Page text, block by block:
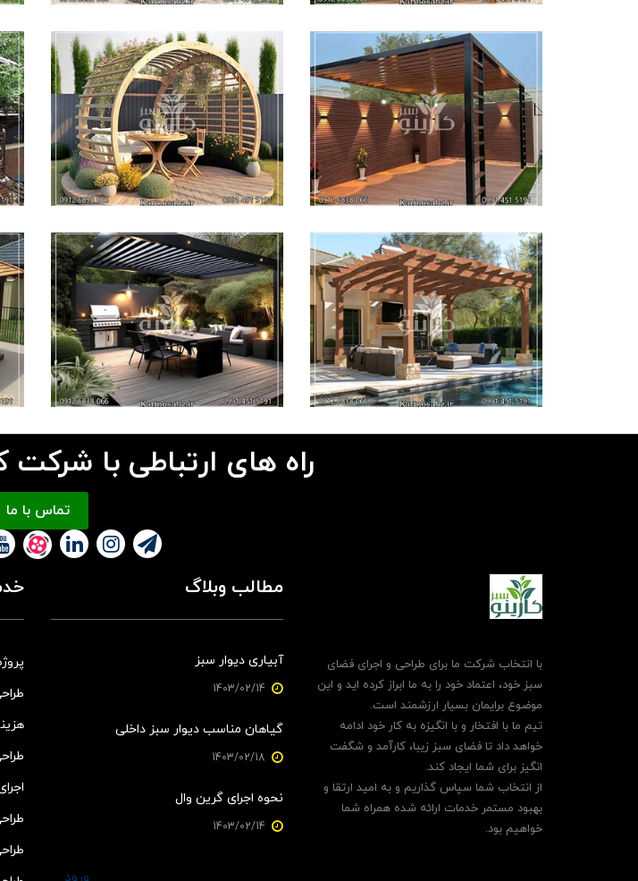
راه های ارتباطی با شرکت
تماس با ما
با انتخاب شرکت ما برای طراحی و اجرای فضای
سبز خود، اعتماد خود را به ما ابراز کرده اید و این
موضوع برایمان بسیار ارزشمند است.
تیم ما با افتخار و با انگیزه به کار خود ادامه
خواهد داد تا فضای سبز زیبا، کارآمد و شگفت
انگیز برای شما ایجاد کند.
از انتخاب شما سپاس گذاریم و به امید ارتقا و
بهبود مستمر خدمات ارائه شده همراه شما
خواهیم بود.
مطالب وبلاگ
آبیاری دیوار سبز
گیاهان مناسب دیوار سبز داخلی
نحوه اجرای گرین وال